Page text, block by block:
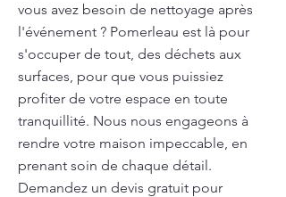
vous avez besoin de nettoyage après
l'événement ? Pomerleau est là pour
s'occuper de tout, des déchets aux
surfaces, pour que vous puissiez
profiter de votre espace en toute
tranquillité. Nous nous engageons à
rendre votre maison impeccable, en
prenant soin de chaque détail.
Demandez un devis gratuit pour